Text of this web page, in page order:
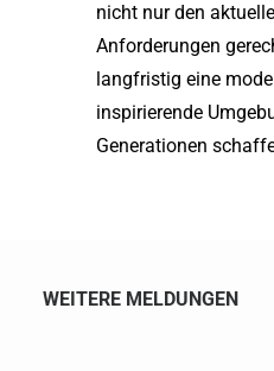
nicht nur den
Anforderungen
langfristig eine
inspirierende
Generationen
WEITERE MELDUNGEN